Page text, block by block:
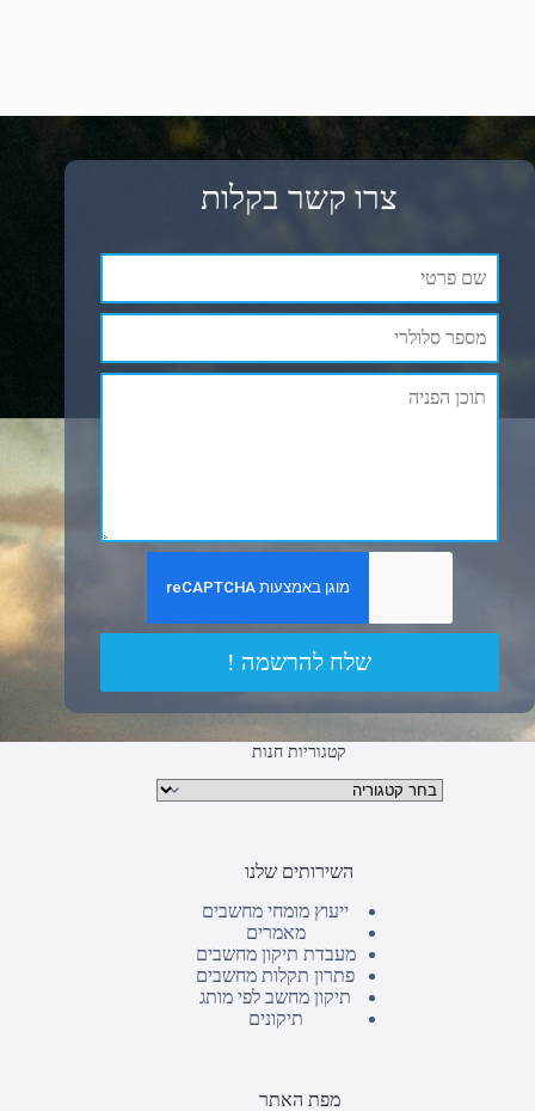
צרו קשר בקלות
שלח להרשמה !
קטגוריות חנות
קטגוריות מוצרים
השירותים שלנו
ייעוץ מומחי מחשבים
מאמרים
מעבדת תיקון מחשבים
פתרון תקלות מחשבים
תיקון מחשב לפי מותג
תיקונים
מפת האתר